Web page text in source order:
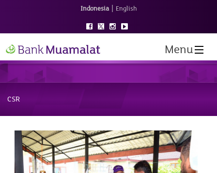
Indonesia | English
Menu
CSR